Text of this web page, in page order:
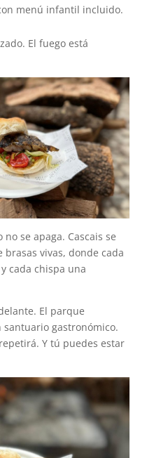
menú infantil incluido.
El fuego está
se apaga. Cascais se
vivas, donde cada
cada chispa una
El parque
gastronómico.
Y tú puedes estar